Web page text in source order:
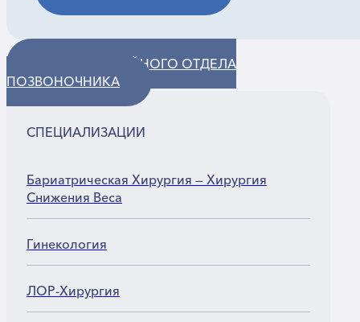
ХИРУРГИЯ ШЕЙНОГО ОТДЕЛА
ПОЗВОНОЧНИКА
СПЕЦИАЛИЗАЦИИ
Бариатрическая Хирургия — Хирургия
Снижения Веса
Гинекология
ЛОР-Хирургия